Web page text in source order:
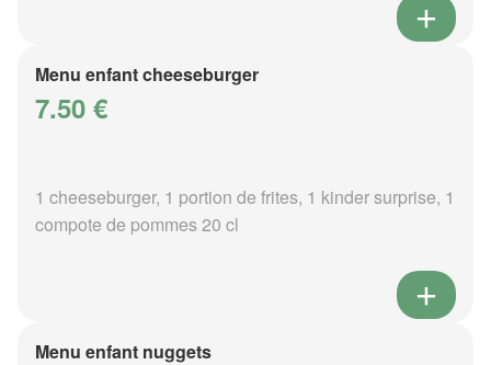
Menu enfant cheeseburger
7.50 €
1 cheeseburger, 1 portion de frites, 1 kinder surprise, 1
compote de pommes 20 cl
Menu enfant nuggets